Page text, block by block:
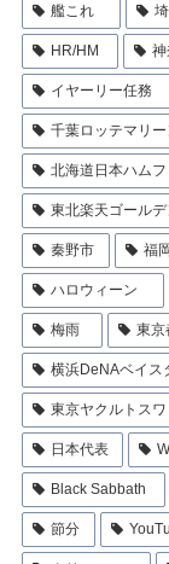
艦これ
HR/HM 神
イヤーリー任務
千葉ロッテマリ
北海道日本ハム
東北楽天ゴール
秦野市 福
ハロウィーン
梅雨 東京
横浜DeNAベイス
東京ヤクルトス
日本代表
Black Sabbath
節分